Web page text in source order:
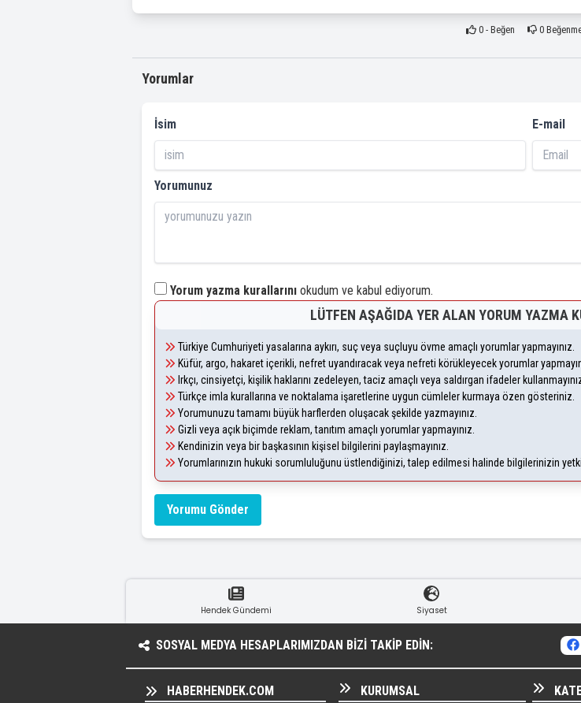
0- Beğen 0
Yorumlar
İsim E-mail
Yorumunuz
Yorum yazma kurallarını okudum ve kabul ediyorum.
LÜTFEN AŞAĞIDA YER ALAN YORUM YAZMA
Türkiye Cumhuriyeti yasalarına aykırı, suç veya suçluyu övme amaçlı yorumlar yapmayınız.
Küfür, argo, hakaret içerikli, nefret uyandıracak veya nefreti körükleyecek yorumlar
Irkçı, cinsiyetçi, kişilik haklarını zedeleyen, taciz amaçlı veya saldırgan ifadeler
Türkçe imla kurallarına ve noktalama işaretlerine uygun cümleler kurmaya özen gösteriniz.
Yorumunuzu tamamı büyük harflerden oluşacak şekilde yazmayınız.
Gizli veya açık biçimde reklam, tanıtım amaçlı yorumlar yapmayınız.
Kendinizin veya bir başkasının kişisel bilgilerini paylaşmayınız.
Yorumlarınızın hukuki sorumluluğunu üstlendiğinizi, talep edilmesi halinde bilgilerinizin
Yorumu Gönder
Hendek Gündemi Siyaset
SOSYAL MEDYA HESAPLARIMIZDAN BIZI TAKIP EDIN:
HABERHENDEK.COM KURUMSAL